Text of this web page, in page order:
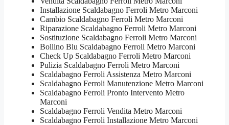
Installazione Scaldabagno Ferroli Metro Marconi
Cambio Scaldabagno Ferroli Metro Marconi
Riparazione Scaldabagno Ferroli Metro Marconi
Sostituzione Scaldabagno Ferroli Metro Marconi
Bollino Blu Scaldabagno Ferroli Metro Marconi
Check Up Scaldabagno Ferroli Metro Marconi
Pulizia Scaldabagno Ferroli Metro Marconi
Scaldabagno Ferroli Assistenza Metro Marconi
Scaldabagno Ferroli Manutenzione Metro Marconi
Scaldabagno Ferroli Pronto Intervento Metro
Marconi
Scaldabagno Ferroli Vendita Metro Marconi
Scaldabagno Ferroli Installazione Metro Marconi